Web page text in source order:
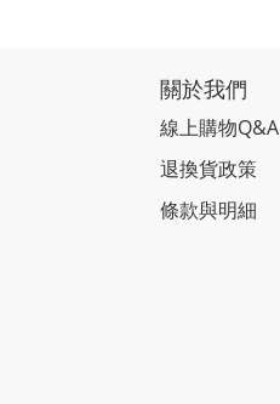
關於我們
線上購物Q&A
退換貨政策
條款與明細